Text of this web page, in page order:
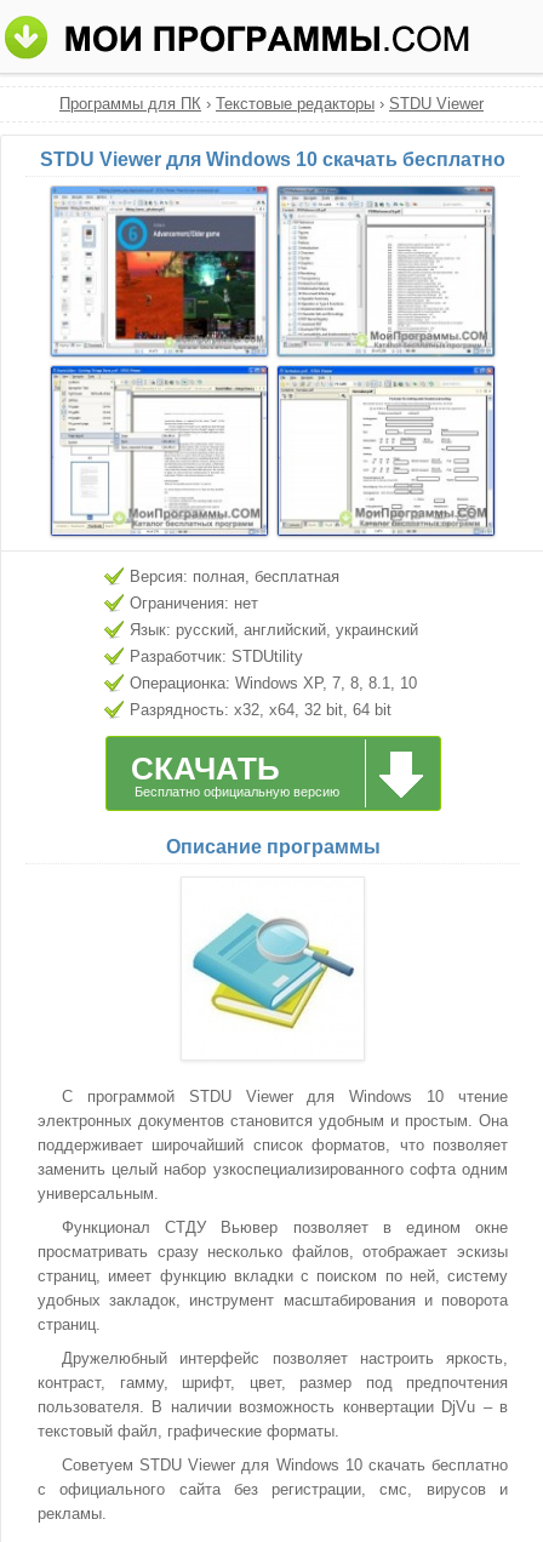
Программы для ПК › Текстовые редакторы › STDU Viewer
STDU Viewer для Windows 10 скачать бесплатно
Версия: полная, бесплатная
Ограничения: нет
Язык: русский, английский, украинский
Разработчик: STDUtility
Операционка: Windows XP, 7, 8, 8.1, 10
Разрядность: x32, x64, 32 bit, 64 bit
СКАЧАТЬ
Бесплатно официальную версию
Описание программы
С программой STDU Viewer для Windows 10 чтение
электронных документов становится удобным и простым. Она
поддерживает широчайший список форматов, что позволяет
заменить целый набор узкоспециализированного софта одним
универсальным.
Функционал СТДУ Вьювер позволяет в едином окне
просматривать сразу несколько файлов, отображает эскизы
страниц, имеет функцию вкладки с поиском по ней, систему
удобных закладок, инструмент масштабирования и поворота
страниц.
Дружелюбный интерфейс позволяет настроить яркость,
контраст, гамму, шрифт, цвет, размер под предпочтения
пользователя. В наличии возможность конвертации DjVu – в
текстовый файл, графические форматы.
Советуем STDU Viewer для Windows 10 скачать бесплатно
с официального сайта без регистрации, смс, вирусов и
рекламы.